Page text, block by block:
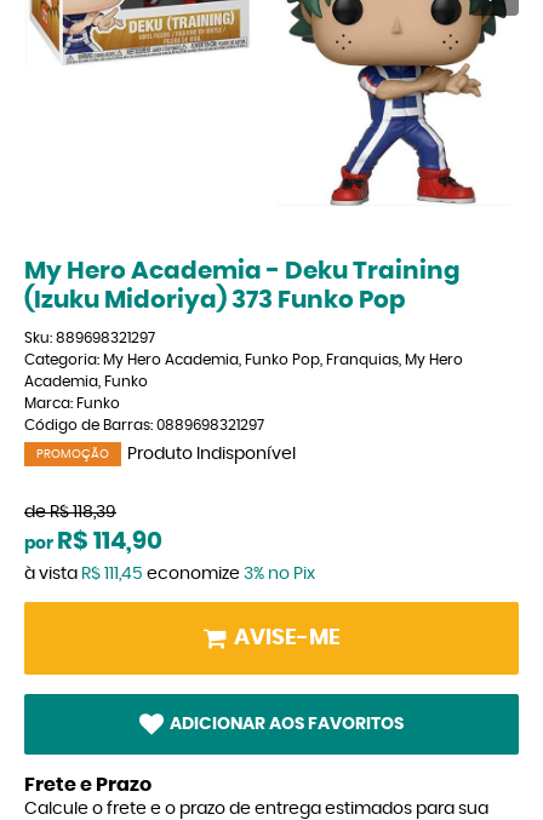
My Hero Academia - Deku Training
(Izuku Midoriya) 373 Funko Pop
Sku: 889698321297
Categoria: My Hero Academia Funko Pop Franquias My Hero
Academia Funko
Marca: Funko
Código de Barras: 0889698321297
PROMOÇÃO Produto Indisponível
de R$ 118,39
por R$ 114,90
à vista R$ 111,45 economize 3% no Pix
AVISE-ME
ADICIONAR AOS FAVORITOS
Frete e Prazo
Calcule o frete e o prazo de entrega estimados para sua